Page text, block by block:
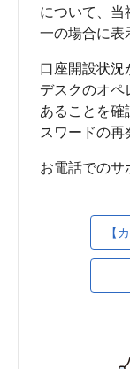
について、当
口座開設状況
デスクのオペ
あることを確
【